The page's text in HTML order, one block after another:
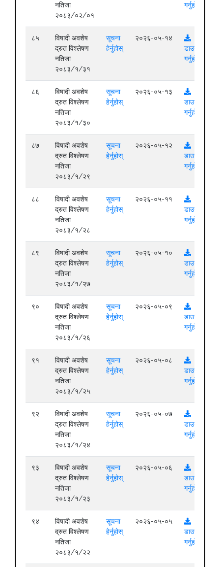
नतिजा
२०८३/०२/०१
गर्नुहोस्
८५
विषादी अवशेष
द्रुत विश्लेषण
नतिजा
२०८३/१/३१
सूचना
हेर्नुहोस्
२०२६-०५-१४
डाउनलोड
गर्नुहोस्
८६
विषादी अवशेष
द्रुत विश्लेषण
नतिजा
२०८३/१/३०
सूचना
हेर्नुहोस्
२०२६-०५-१३
डाउनलोड
गर्नुहोस्
८७
विषादी अवशेष
द्रुत विश्लेषण
नतिजा
२०८३/१/२९
सूचना
हेर्नुहोस्
२०२६-०५-१२
डाउनलोड
गर्नुहोस्
८८
विषादी अवशेष
द्रुत विश्लेषण
नतिजा
२०८३/१/२८
सूचना
हेर्नुहोस्
२०२६-०५-११
डाउनलोड
गर्नुहोस्
८९
विषादी अवशेष
द्रुत विश्लेषण
नतिजा
२०८३/१/२७
सूचना
हेर्नुहोस्
२०२६-०५-१०
डाउनलोड
गर्नुहोस्
९०
विषादी अवशेष
द्रुत विश्लेषण
नतिजा
२०८३/१/२६
सूचना
हेर्नुहोस्
२०२६-०५-०९
डाउनलोड
गर्नुहोस्
९१
विषादी अवशेष
द्रुत विश्लेषण
नतिजा
२०८३/१/२५
सूचना
हेर्नुहोस्
२०२६-०५-०८
डाउनलोड
गर्नुहोस्
९२
विषादी अवशेष
द्रुत विश्लेषण
नतिजा
२०८३/१/२४
सूचना
हेर्नुहोस्
२०२६-०५-०७
डाउनलोड
गर्नुहोस्
९३
विषादी अवशेष
द्रुत विश्लेषण
नतिजा
२०८३/१/२३
सूचना
हेर्नुहोस्
२०२६-०५-०६
डाउनलोड
गर्नुहोस्
९४
विषादी अवशेष
द्रुत विश्लेषण
नतिजा
२०८३/१/२२
सूचना
हेर्नुहोस्
२०२६-०५-०५
डाउनलोड
गर्नुहोस्